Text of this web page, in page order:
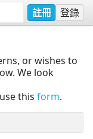
註冊 登錄
or wishes to
We look
this form.